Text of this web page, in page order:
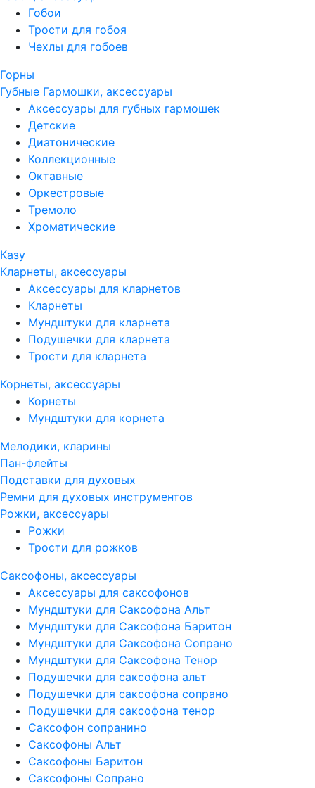
Гобои
Трости для гобоя
Чехлы для гобоев
Горны
Губные Гармошки, аксессуары
Аксессуары для губных гармошек
Детские
Диатонические
Коллекционные
Октавные
Оркестровые
Тремоло
Хроматические
Казу
Кларнеты, аксессуары
Аксессуары для кларнетов
Кларнеты
Мундштуки для кларнета
Подушечки для кларнета
Трости для кларнета
Корнеты, аксессуары
Корнеты
Мундштуки для корнета
Мелодики, кларины
Пан-флейты
Подставки для духовых
Ремни для духовых инструментов
Рожки, аксессуары
Рожки
Трости для рожков
Саксофоны, аксессуары
Аксессуары для саксофонов
Мундштуки для Саксофона Альт
Мундштуки для Саксофона Баритон
Мундштуки для Саксофона Сопрано
Мундштуки для Саксофона Тенор
Подушечки для саксофона альт
Подушечки для саксофона сопрано
Подушечки для саксофона тенор
Саксофон сопранино
Саксофоны Альт
Саксофоны Баритон
Саксофоны Сопрано